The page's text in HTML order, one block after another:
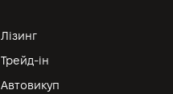
Лізинг
Трейд-ін
Автовикуп